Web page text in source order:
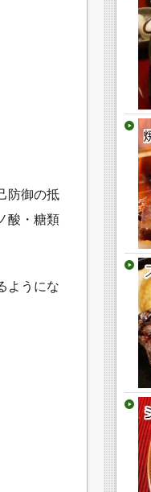
防御の抵
酸・糖類
ようにな